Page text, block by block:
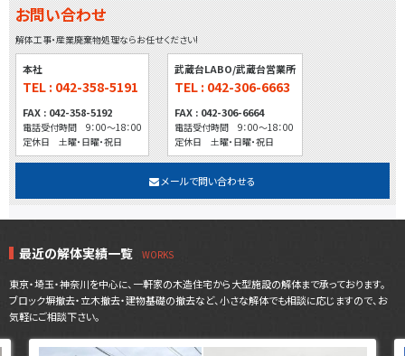
お問い合わせ
解体工事・産業廃棄物処理ならお任せください!
本社
TEL : 042-358-5191
FAX : 042-358-5192
電話受付時間 9：00～18：00
定休日 土曜・日曜・祝日
武蔵台LABO/武蔵台営業所
TEL : 042-306-6663
FAX : 042-306-6664
電話受付時間 9：00～18：00
定休日 土曜・日曜・祝日
メールで問い合わせる
最近の解体実績一覧
東京・埼玉・神奈川を中心に、一軒家の木造住宅から大型施設の解体まで承っております。
ブロック塀撤去・立木撤去・建物基礎の撤去など、小さな解体でも相談に応じますので、お
気軽にご相談下さい。